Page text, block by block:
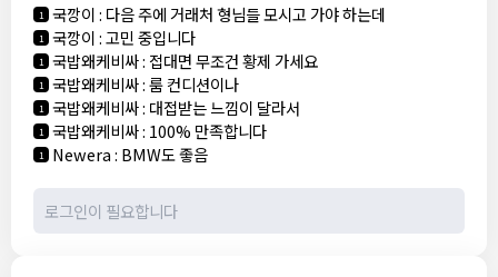
1 국깡이: 다음 주에 거래처 형님들 모시고 가야 하는데
1 국깡이:고민 중입니다
1 국밥왜케비싸: 접대면 무조건 황제 가세요
1 국밥왜케비싸:룸 컨디션이나
1 국밥왜케비싸: 대접받는 느낌이 달라서
1 국밥왜케비싸: 100% 만족합니다
1 Newera: BMW도 좋음